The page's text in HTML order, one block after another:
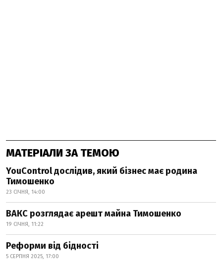
МАТЕРІАЛИ ЗА ТЕМОЮ
YouControl дослідив, який бізнес має родина
Тимошенко
23 СІЧНЯ, 14:00
ВАКС розглядає арешт майна Тимошенко
19 СІЧНЯ, 11:22
Реформи від бідності
5 СЕРПНЯ 2025, 17:00